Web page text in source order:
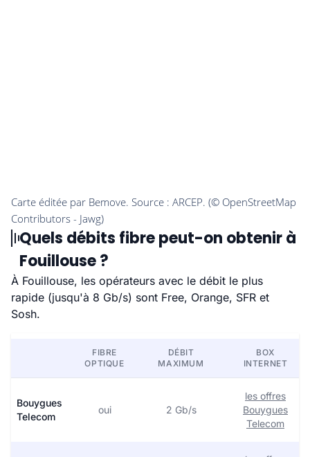
Quels débits fibre peut-on obtenir à
Fouillouse ?
À Fouillouse, les opérateurs avec le débit le plus
rapide (jusqu'à 8 Gb/s) sont Free, Orange, SFR et
Sosh.
FIBRE
OPTIQUE
DÉBIT
MAXIMUM
BOX
INTERNET
Bouygues
Telecom
oui 2 Gb/s
les offres
Bouygues
Telecom